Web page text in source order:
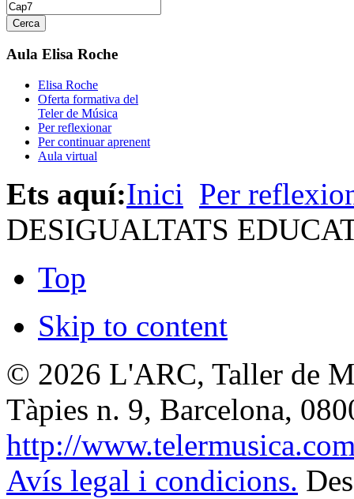
Aula Elisa Roche
Elisa Roche
Oferta formativa del
Teler de Música
Per reflexionar
Per continuar aprenent
Aula virtual
Ets aquí:Inici Per
DESIGUALTATS
Top
Skip to content
© 2026 L'ARC, Taller de
Tàpies n. 9, Barcelona,
http://
Avís legal i condicions.